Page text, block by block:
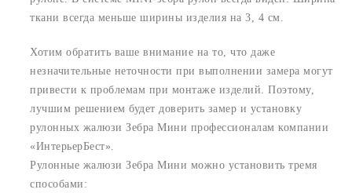
ткани всегда меньше ширины изделия на 3, 4 см.
Хотим обратить ваше внимание на то, что даже
незначительные неточности при выполнении замера могут
привести к проблемам при монтаже изделий. Поэтому,
лучшим решением будет доверить замер и установку
рулонных жалюзи Зебра Мини профессионалам компании
«ИнтерьерБест».
Рулонные жалюзи Зебра Мини можно установить тремя
способами: